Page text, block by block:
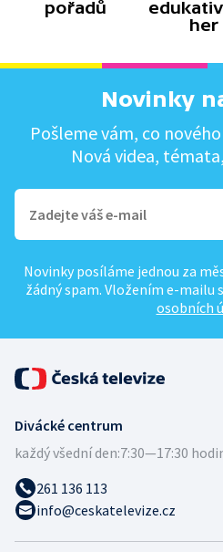
pořadů
her
Novinky
Pošleme vám, co
Nová videa,
Novinky posíláme jednou za
žádný spam. Vložením e-mailu
osobních